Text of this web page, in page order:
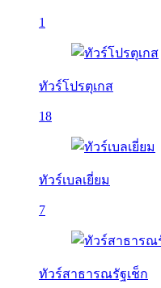
1
ทัวร์โปรตุเกส
18
ทัวร์เบลเยี่ยม
7
ทัวร์สาธารณรัฐเช็ก